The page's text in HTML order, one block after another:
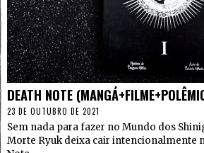
DEATH NOTE
23 DE OUTUBRO DE 2021
Sem nada para fazer no Mundo dos
Morte Ryuk deixa cair intencionalmente